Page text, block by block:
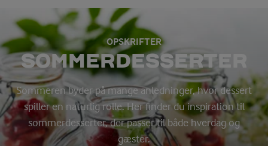
OPSKRIFTER
SOMMERDESSERTER
Sommeren byder på mange anledninger, hvor dessert
spiller en naturlig rolle. Her finder du inspiration til
sommerdesserter, der passer til både hverdag og
gæster.